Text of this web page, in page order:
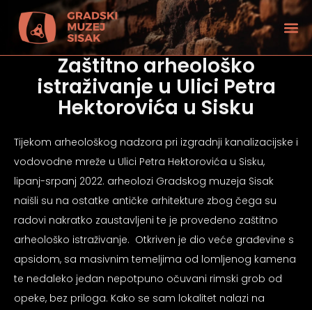
Zaštitno arheološko
istraživanje u Ulici Petra
Hektorovića u Sisku
Tijekom arheološkog nadzora pri izgradnji kanalizacijske i
vodovodne mreže u Ulici Petra Hektorovića u Sisku,
lipanj-srpanj 2022. arheolozi Gradskog muzeja Sisak
naišli su na ostatke antičke arhitekture zbog čega su
radovi nakratko zaustavljeni te je provedeno zaštitno
arheološko istraživanje. Otkriven je dio veće građevine s
apsidom, sa masivnim temeljima od lomljenog kamena
te nedaleko jedan nepotpuno očuvani rimski grob od
opeke, bez priloga. Kako se sam lokalitet nalazi na
vida